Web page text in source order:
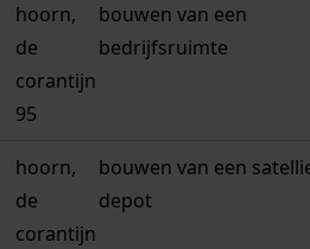
hoorn,
de
corantijn
95
bouwen van een
bedrijfsruimte
hoorn,
de
corantijn
bouwen van een
depot